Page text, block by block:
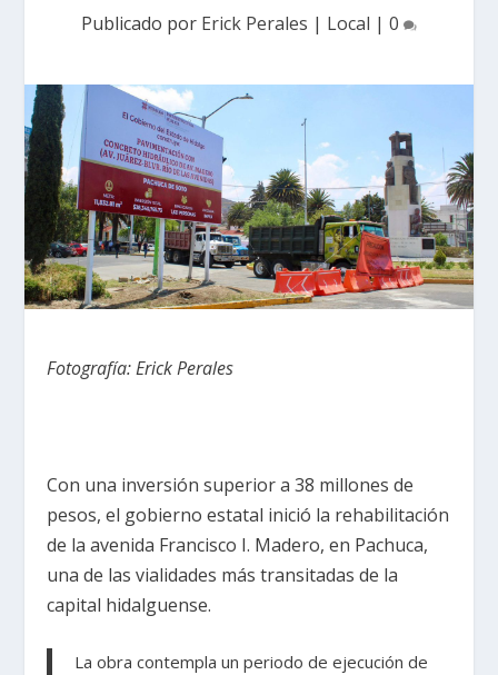
Publicado por Erick Perales | Local | 0
Fotografía: Erick Perales
Con una inversión superior a 38 millones de
pesos, el gobierno estatal inició la rehabilitación
de la avenida Francisco I. Madero, en Pachuca,
una de las vialidades más transitadas de la
capital hidalguense.
La obra contempla un periodo de ejecución de